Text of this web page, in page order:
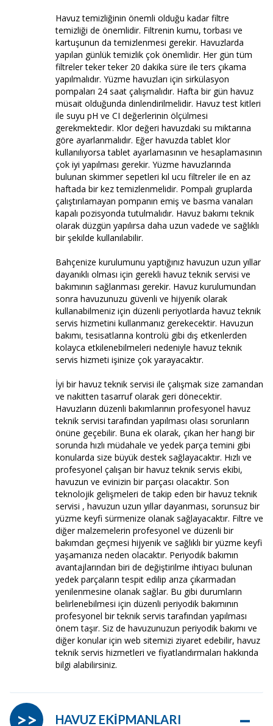
Havuz temizliğinin önemli olduğu kadar filtre
temizliği de önemlidir. Filtrenin kumu, torbası ve
kartuşunun da temizlenmesi gerekir. Havuzlarda
yapılan günlük temizlik çok önemlidir. Her gün tüm
filtreler teker teker 20 dakika süre ile ters çıkama
yapılmalıdır. Yüzme havuzları için sirkülasyon
pompaları 24 saat çalışmalıdır. Hafta bir gün havuz
müsait olduğunda dinlendirilmelidir. Havuz test kitleri
ile suyu pH ve CI değerlerinin ölçülmesi
gerekmektedir. Klor değeri havuzdaki su miktarına
göre ayarlanmalıdır. Eğer havuzda tablet klor
kullanılıyorsa tablet ayarlamasının ve hesaplamasının
çok iyi yapılması gerekir. Yüzme havuzlarında
bulunan skimmer sepetleri kıl ucu filtreler ile en az
haftada bir kez temizlenmelidir. Pompalı gruplarda
çalıştırılamayan pompanın emiş ve basma vanaları
kapalı pozisyonda tutulmalıdır. Havuz bakımı teknik
olarak düzgün yapılırsa daha uzun vadede ve sağlıklı
bir şekilde kullanılabilir.
Bahçenize kurulumunu yaptığınız havuzun uzun yıllar
dayanıklı olması için gerekli havuz teknik servisi ve
bakımının sağlanması gerekir. Havuz kurulumundan
sonra havuzunuzu güvenli ve hijyenik olarak
kullanabilmeniz için düzenli periyotlarda havuz teknik
servis hizmetini kullanmanız gerekecektir. Havuzun
bakımı, tesisatlarına kontrolü gibi dış etkenlerden
kolayca etkilenebilmeleri nedeniyle havuz teknik
servis hizmeti işinize çok yarayacaktır.
İyi bir havuz teknik servisi ile çalışmak size zamandan
ve nakitten tasarruf olarak geri dönecektir.
Havuzların düzenli bakımlarının profesyonel havuz
teknik servisi tarafından yapılması olası sorunların
önüne geçebilir. Buna ek olarak, çıkan her hangi bir
sorunda hızlı müdahale ve yedek parça temini gibi
konularda size büyük destek sağlayacaktır. Hızlı ve
profesyonel çalışan bir havuz teknik servis ekibi,
havuzun ve evinizin bir parçası olacaktır. Son
teknolojik gelişmeleri de takip eden bir havuz teknik
servisi , havuzun uzun yıllar dayanması, sorunsuz bir
yüzme keyfi sürmenize olanak sağlayacaktır. Filtre ve
diğer malzemelerin profesyonel ve düzenli bir
bakımdan geçmesi hijyenik ve sağlıklı bir yüzme keyfi
yaşamanıza neden olacaktır. Periyodik bakımın
avantajlarından biri de değiştirilme ihtiyacı bulunan
yedek parçaların tespit edilip arıza çıkarmadan
yenilenmesine olanak sağlar. Bu gibi durumların
belirlenebilmesi için düzenli periyodik bakımının
profesyonel bir teknik servis tarafından yapılması
önem taşır. Siz de havuzunuzun periyodik bakımı ve
diğer konular için web sitemizi ziyaret edebilir, havuz
teknik servis hizmetleri ve fiyatlandırmaları hakkında
bilgi alabilirsiniz.
HAVUZ EKİPMANLARI –
>>